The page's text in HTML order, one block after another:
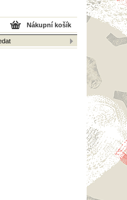
Nákupní košík